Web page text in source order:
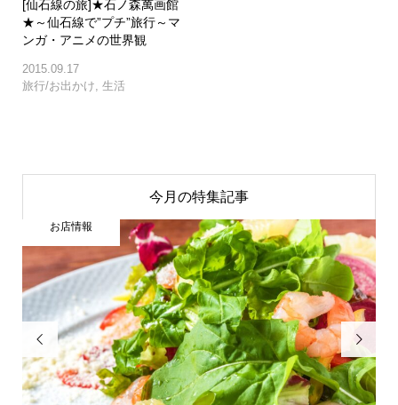
[仙石線の旅]★石ノ森萬画館
★～仙石線で”プチ”旅行～マ
ンガ・アニメの世界観
2015.09.17
旅行/お出かけ 生活
今月の特集記事

お店情報
